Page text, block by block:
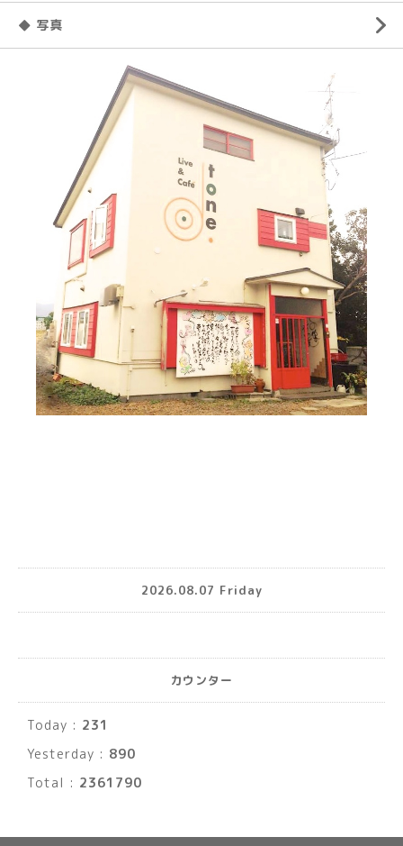
◆ 写真
2026.08.07 Friday
カウンター
Today : 231
Yesterday : 890
Total : 2361790